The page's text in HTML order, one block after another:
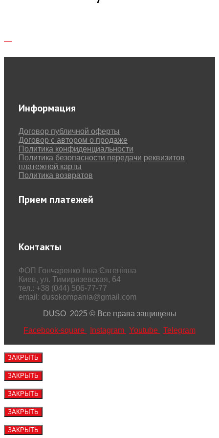
Информация
Договор публичной оферты
Договор с автором о продаже
Политика конфиденциальности
Политика безопасности передачи реквизитов
платежной карты
Политика возвратов
Прием платежей
Контакты
ФОП Гончаренко Інна Євгенівна
Киев, ул. Тимирязевская, 64
тел.: +38 (044) 506-77-77
email: dusokompania@gmail.com
DUSO 2025 © Все права защищены
Facebook-square
Instagram Youtube Telegram
ЗАКРЫТЬ
ЗАКРЫТЬ
ЗАКРЫТЬ
ЗАКРЫТЬ
ЗАКРЫТЬ